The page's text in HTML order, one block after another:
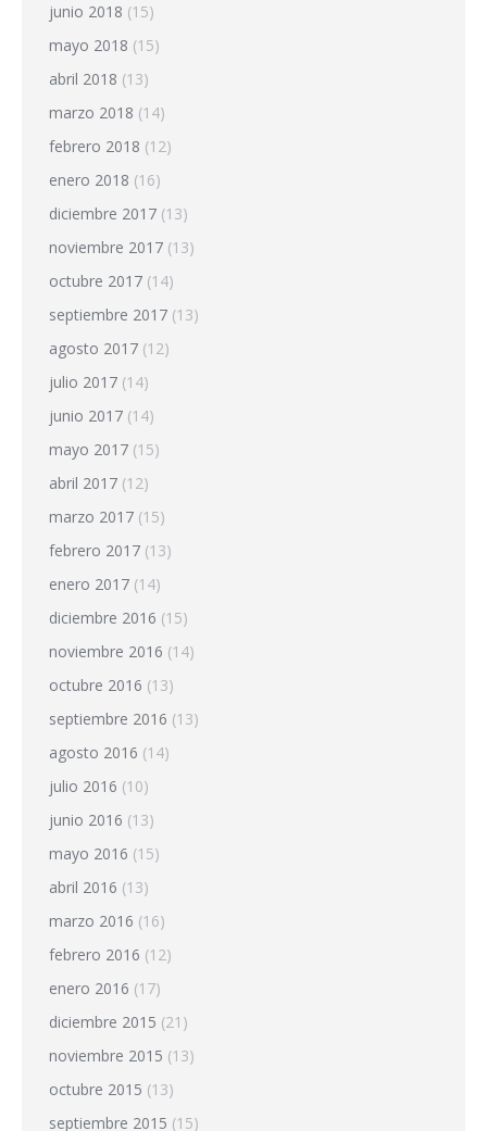
junio 2018 (15)
mayo 2018 (15)
abril 2018 (13)
marzo 2018 (14)
febrero 2018 (12)
enero 2018 (16)
diciembre 2017 (13)
noviembre 2017 (13)
octubre 2017 (14)
septiembre 2017 (13)
agosto 2017 (12)
julio 2017 (14)
junio 2017 (14)
mayo 2017 (15)
abril 2017 (12)
marzo 2017 (15)
febrero 2017 (13)
enero 2017 (14)
diciembre 2016 (15)
noviembre 2016 (14)
octubre 2016 (13)
septiembre 2016 (13)
agosto 2016 (14)
julio 2016 (10)
junio 2016 (13)
mayo 2016 (15)
abril 2016 (13)
marzo 2016 (16)
febrero 2016 (12)
enero 2016 (17)
diciembre 2015 (21)
noviembre 2015 (13)
octubre 2015 (13)
septiembre 2015 (15)